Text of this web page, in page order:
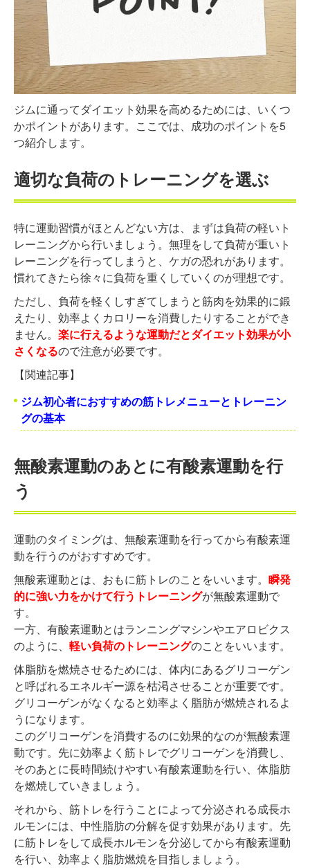
ジムに通ってダイエット効果を高めるためには、いくつ
かポイントがあります。ここでは、成功のポイントを5
つ紹介します。
適切な負荷のトレーニングを選ぶ
特に運動習慣がほとんどない方は、まずは負荷の軽いト
レーニングから行いましょう。無理をして負荷が重いト
レーニングを行ってしまうと、ケガの恐れがあります。
慣れてきたら徐々に負荷を重くしていくのが理想です。
ただし、負荷を軽くしすぎてしまうと筋肉を効果的に鍛
えたり、効率よくカロリーを消費したりすることができ
ません。 楽に行えるような運動だとダイエット効果が小
さくなるので注意が必要です。
【関連記事】
ジム初心者におすすめの筋トレメニューとトレーニン
グの基本
無酸素運動のあとに有酸素運動を行
う
運動のタイミングは、無酸素運動を行ってから有酸素運
動を行うのがおすすめです。
無酸素運動とは、おもに筋トレのことをいいます。 瞬発
的に強い力をかけて行うトレーニングが無酸素運動で
す。
一方、有酸素運動とはランニングマシンやエアロビクス
のように、 軽い負荷のトレーニングのことをいいます。
体脂肪を燃焼させるためには、体内にあるグリコーゲン
と呼ばれるエネルギー源を枯渇させることが重要です。
グリコーゲンがなくなると効率よく脂肪が燃焼されるよ
うになります。
このグリコーゲンを消費するのに効果的なのが無酸素運
動です。先に効率よく筋トレでグリコーゲンを消費し、
そのあとに長時間続けやすい有酸素運動を行い、体脂肪
を燃焼していきましょう。
それから、筋トレを行うことによって分泌される成長ホ
ルモンには、中性脂肪の分解を促す効果があります。先
に筋トレをして成長ホルモンを分泌してから有酸素運動
を行い、効率よく脂肪燃焼を目指しましょう。